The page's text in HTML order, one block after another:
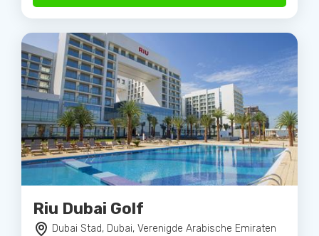
Riu Dubai Golf
Dubai Stad, Dubai, Verenigde Arabische Emiraten